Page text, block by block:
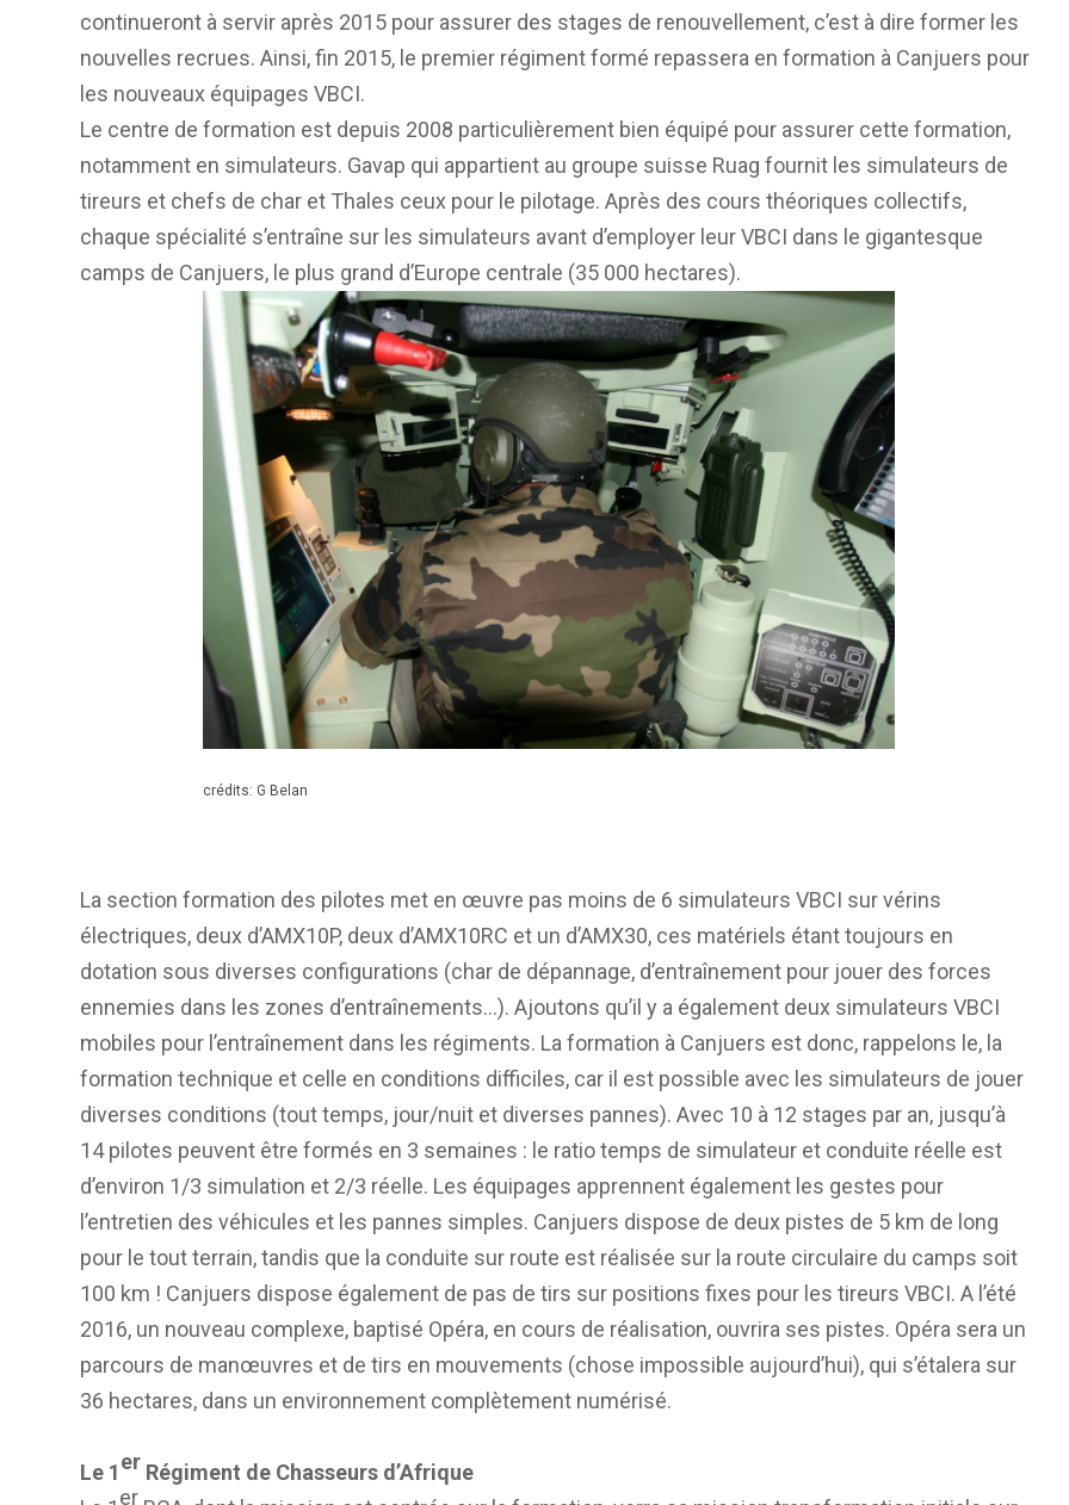
continueront à servir après 2015 pour assurer des stages de renouvellement, c’est à dire former les
nouvelles recrues. Ainsi, fin 2015, le premier régiment formé repassera en formation à Canjuers pour
les nouveaux équipages VBCI.
Le centre de formation est depuis 2008 particulièrement bien équipé pour assurer cette formation,
notamment en simulateurs. Gavap qui appartient au groupe suisse Ruag fournit les simulateurs de
tireurs et chefs de char et Thales ceux pour le pilotage. Après des cours théoriques collectifs,
chaque spécialité s’entraîne sur les simulateurs avant d’employer leur VBCI dans le gigantesque
camps de Canjuers, le plus grand d’Europe centrale (35 000 hectares).
crédits: G Belan
La section formation des pilotes met en œuvre pas moins de 6 simulateurs VBCI sur vérins
électriques, deux d’AMX10P, deux d’AMX10RC et un d’AMX30, ces matériels étant toujours en
dotation sous diverses configurations (char de dépannage, d’entraînement pour jouer des forces
ennemies dans les zones d’entraînements…). Ajoutons qu’il y a également deux simulateurs VBCI
mobiles pour l’entraînement dans les régiments. La formation à Canjuers est donc, rappelons le, la
formation technique et celle en conditions difficiles, car il est possible avec les simulateurs de jouer
diverses conditions (tout temps, jour/nuit et diverses pannes). Avec 10 à 12 stages par an, jusqu’à
14 pilotes peuvent être formés en 3 semaines : le ratio temps de simulateur et conduite réelle est
d’environ 1/3 simulation et 2/3 réelle. Les équipages apprennent également les gestes pour
l’entretien des véhicules et les pannes simples. Canjuers dispose de deux pistes de 5 km de long
pour le tout terrain, tandis que la conduite sur route est réalisée sur la route circulaire du camps soit
100 km ! Canjuers dispose également de pas de tirs sur positions fixes pour les tireurs VBCI. A l’été
2016, un nouveau complexe, baptisé Opéra, en cours de réalisation, ouvrira ses pistes. Opéra sera un
parcours de manœuvres et de tirs en mouvements (chose impossible aujourd’hui), qui s’étalera sur
36 hectares, dans un environnement complètement numérisé.
Le 1er Régiment de Chasseurs d’Afrique
er